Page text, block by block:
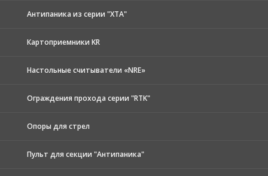
Антипаника из серии "XTA"
Картоприемники KR
Настольные считыватели «NRE»
Ограждения прохода серии "RTK"
Опоры для стрел
Пульт для секции "Антипаника"